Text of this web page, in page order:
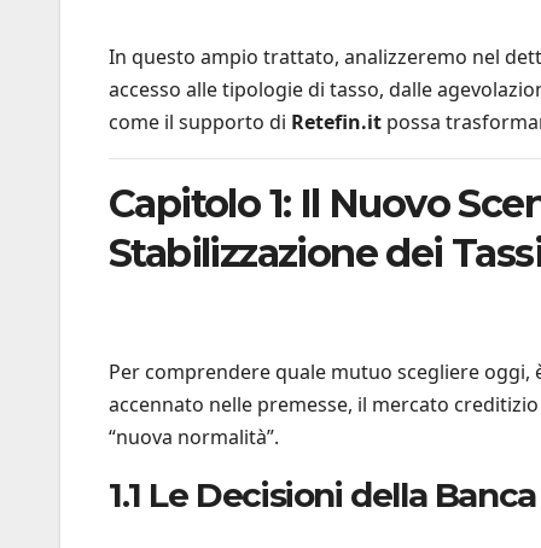
In questo ampio trattato, analizzeremo nel
accesso alle tipologie di tasso, dalle
come il supporto di Retefin.it possa
Capitolo 1: Il Nuovo
Stabilizzazione dei
Per comprendere quale mutuo scegliere oggi,
accennato nelle premesse, il mercato
“nuova normalità”.
1.1 Le Decisioni della